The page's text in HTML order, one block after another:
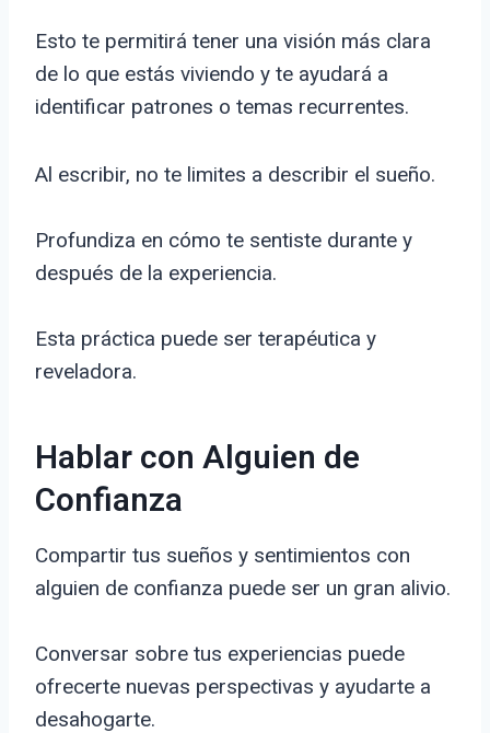
Esto te permitirá tener una visión más clara
de lo que estás viviendo y te ayudará a
identificar patrones o temas recurrentes.
Al escribir, no te limites a describir el sueño.
Profundiza en cómo te sentiste durante y
después de la experiencia.
Esta práctica puede ser terapéutica y
reveladora.
Hablar con Alguien de
Confianza
Compartir tus sueños y sentimientos con
alguien de confianza puede ser un gran alivio.
Conversar sobre tus experiencias puede
ofrecerte nuevas perspectivas y ayudarte a
desahogarte.